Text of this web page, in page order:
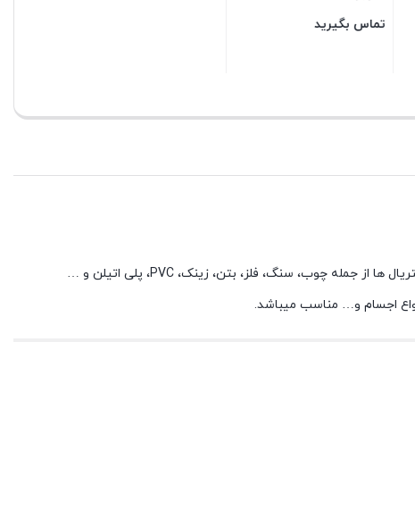
این محصول ( چسب عایق بندی UHU Borracha Selante Universal ) عایق، محافظ و کمک تعمیراتی فوق العاده قدرتمندی است که تقریبا به همه متریال ها از جمله چوب، سنگ، فلز، بتن، زینک، PVC، پلی اتیلن و …
اجسام و… مناسب میباشد.